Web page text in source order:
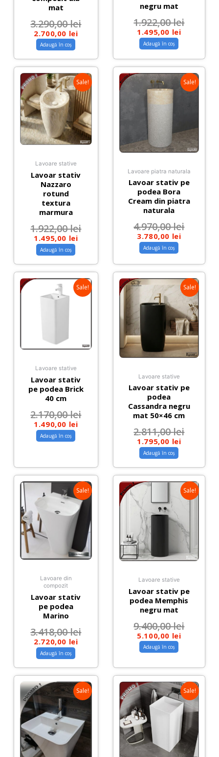
mat
3.290,00lei
2.700,00 lei
Adaugă în coș
negru mat
1.922,00lei
1.495,00 lei
Adaugă în coș
Sale!
Lavoare stative
Lavoar stativ
Nazzaro
rotund
textura
marmura
1.922,00lei
1.495,00 lei
Adaugă în coș
Sale!
Lavoare piatra naturala
Lavoar stativ pe
podea Bora
Cream din piatra
naturala
4.970,00lei
3.780,00 lei
Adaugă în coș
Sale!
Lavoare stative
Lavoar stativ
pe podea Brick
40 cm
2.170,00lei
1.490,00 lei
Adaugă în coș
Sale!
Lavoare stative
Lavoar stativ pe
podea
Cassandra negru
mat 50×46 cm
2.811,00lei
1.795,00 lei
Adaugă în coș
Sale!
Lavoare din
compozit
Lavoar stativ
pe podea
Marino
3.418,00lei
2.720,00 lei
Adaugă în coș
Sale!
Lavoare stative
Lavoar stativ pe
podea Memphis
negru mat
9.400,00lei
5.100,00 lei
Adaugă în coș
Sale! Sale!